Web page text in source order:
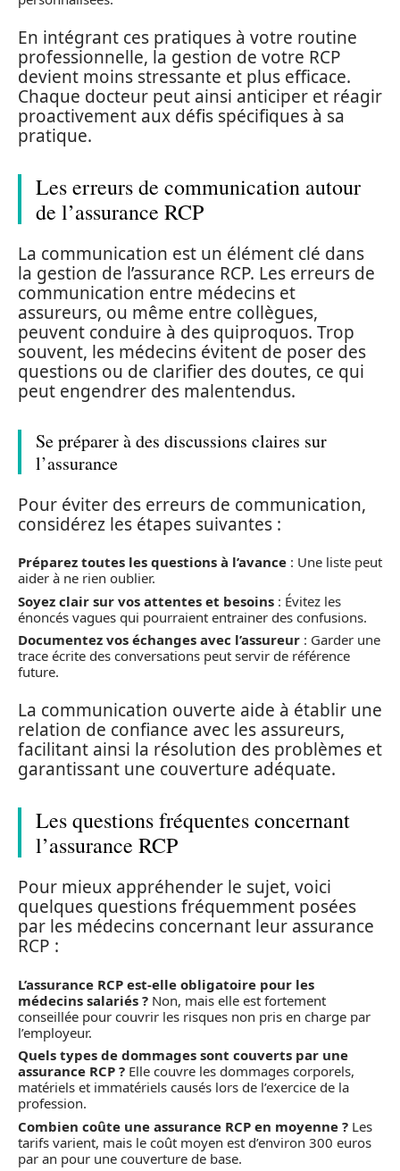
En intégrant ces pratiques à votre routine
professionnelle, la gestion de votre RCP
devient moins stressante et plus efficace.
Chaque docteur peut ainsi anticiper et réagir
proactivement aux défis spécifiques à sa
pratique.
Les erreurs de communication autour
de l’assurance RCP
La communication est un élément clé dans
la gestion de l’assurance RCP. Les erreurs de
communication entre médecins et
assureurs, ou même entre collègues,
peuvent conduire à des quiproquos. Trop
souvent, les médecins évitent de poser des
questions ou de clarifier des doutes, ce qui
peut engendrer des malentendus.
Se préparer à des discussions claires sur
l’assurance
Pour éviter des erreurs de communication,
considérez les étapes suivantes :
Préparez toutes les questions à l’avance : Une liste peut
aider à ne rien oublier.
Soyez clair sur vos attentes et besoins : Évitez les
énoncés vagues qui pourraient entrainer des confusions.
Documentez vos échanges avec l’assureur : Garder une
trace écrite des conversations peut servir de référence
future.
La communication ouverte aide à établir une
relation de confiance avec les assureurs,
facilitant ainsi la résolution des problèmes et
garantissant une couverture adéquate.
Les questions fréquentes concernant
l’assurance RCP
Pour mieux appréhender le sujet, voici
quelques questions fréquemment posées
par les médecins concernant leur assurance
RCP :
L’assurance RCP est-elle obligatoire pour les
médecins salariés ? Non, mais elle est fortement
conseillée pour couvrir les risques non pris en charge par
l’employeur.
Quels types de dommages sont couverts par une
assurance RCP ? Elle couvre les dommages corporels,
matériels et immatériels causés lors de l’exercice de la
profession.
Combien coûte une assurance RCP en moyenne ? Les
tarifs varient, mais le coût moyen est d’environ 300 euros
par an pour une couverture de base.